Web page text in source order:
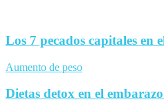
Los 7 pecados capitales en
Aumento de peso
Dietas detox en el